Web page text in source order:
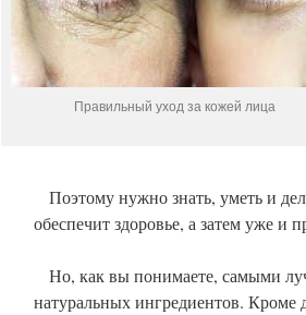
Правильный уход за кожей лица
Поэтому нужно знать, уметь и
обеспечит здоровье, а затем уже и
Но, как вы понимаете, самыми
натуральных ингредиентов.